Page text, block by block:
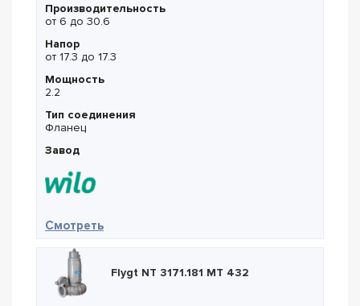
Производительность
от 6 до 30.6
Напор
от 17.3 до 17.3
Мощность
2.2
Тип соединения
Фланец
Завод
Смотреть— Wilo IL 65/220-2,2/4
Flygt NT 3171.181 MT 432